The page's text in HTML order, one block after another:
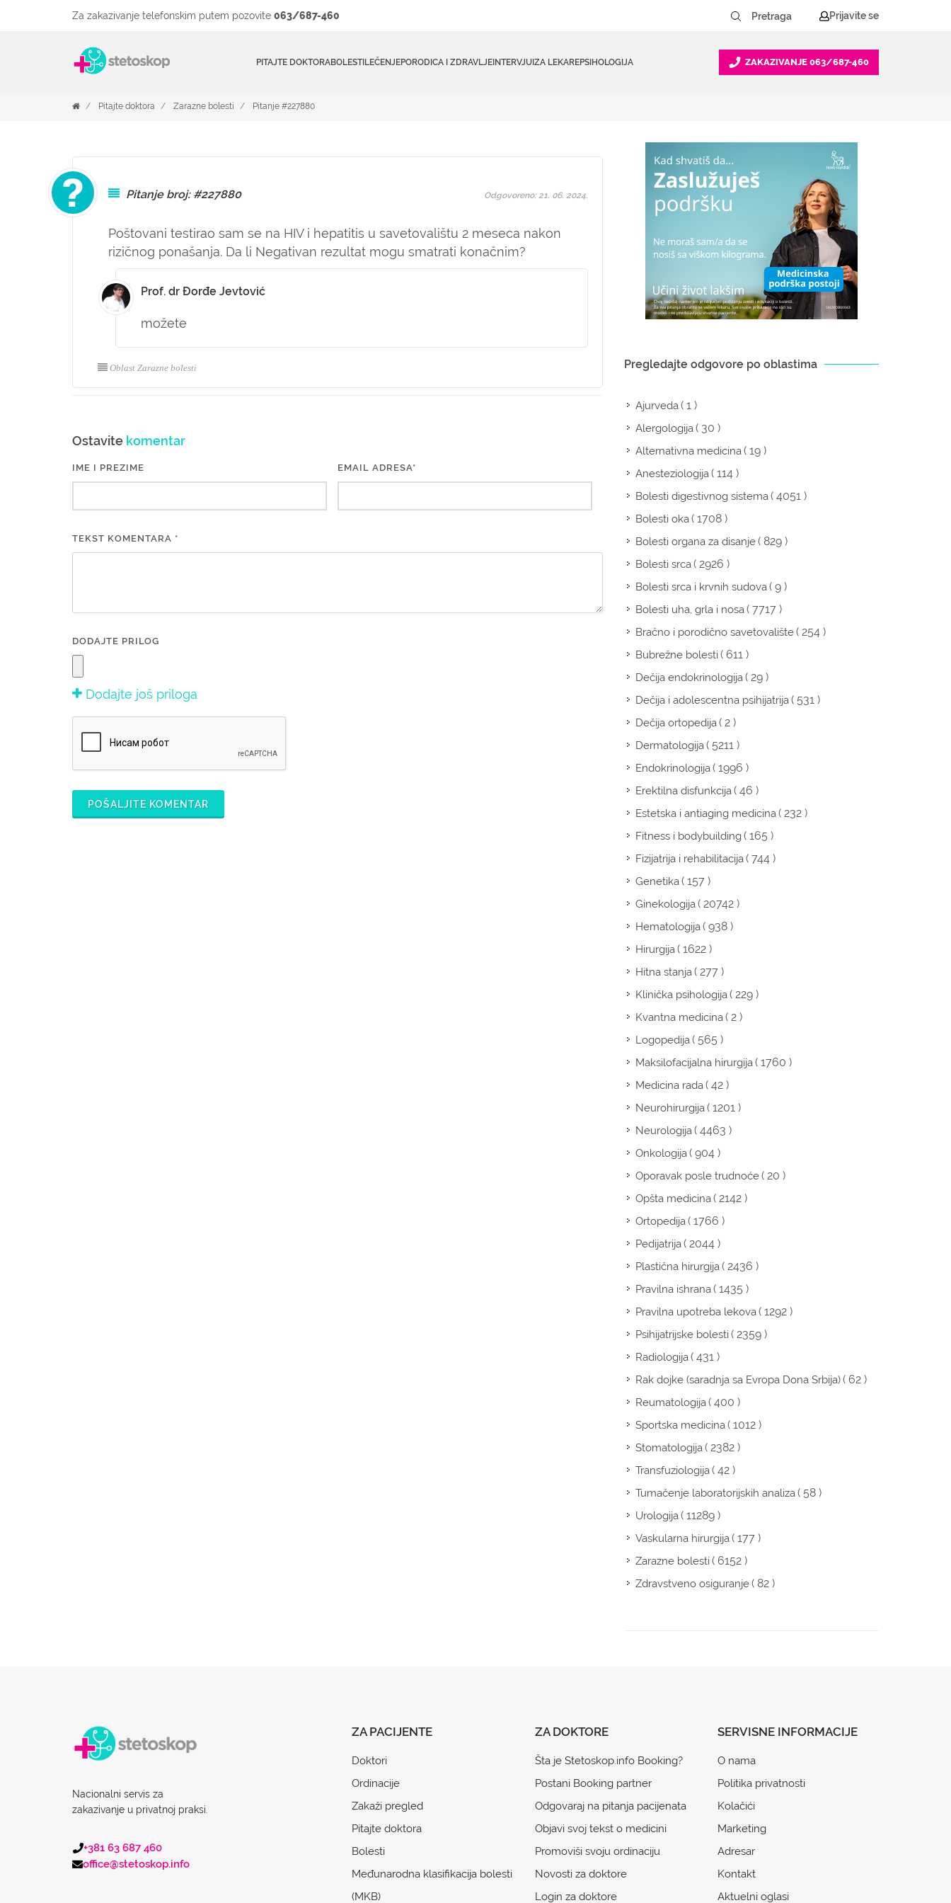
Za zakazivanje telefonskim putem pozovite 063/687-460 Prijavite se
PITAJTE DOKTORABOLESTILEČENJEPORODICA I ZDRAVLJEINTERVJUIZA LEKAREPSIHOLOGIJA ZAKAZIVANJE 063/687-460
Pitajte doktora Zarazne bolesti Pitanje #227880
Pitanje broj: #227880
Poštovani testirao sam se na HIV i hepatitis u savetovalištu 2 meseca nakon
rizičnog ponašanja. Da li Negativan rezultat mogu smatrati konačnim?
Odgovoreno: 21. 06. 2024.
Prof. dr Đorđe Jevtović
možete
Oblast Zarazne bolesti
Ostavite komentar
IME I PREZIME EMAIL ADRESA*
TEKST KOMENTARA *
DODAJTE PRILOG
Dodajte još priloga
POŠALJITE KOMENTAR
Pregledajte odgovore po oblastima
Ajurveda( 1 )
Alergologija( 30 )
Alternativna medicina( 19 )
Anesteziologija( 114 )
Bolesti digestivnog sistema( 4051 )
Bolesti oka( 1708 )
Bolesti organa za disanje( 829 )
Bolesti srca( 2926 )
Bolesti srca i krvnih sudova( 9 )
Bolesti uha, grla i nosa( 7717 )
Bračno i porodično savetovalište( 254 )
Bubrežne bolesti( 611 )
Dečija endokrinologija( 29 )
Dečija i adolescentna psihijatrija( 531 )
Dečija ortopedija( 2 )
Dermatologija( 5211 )
Endokrinologija( 1996 )
Erektilna disfunkcija( 46 )
Estetska i antiaging medicina( 232 )
Fitness i bodybuilding( 165 )
Fizijatrija i rehabilitacija( 744 )
Genetika( 157 )
Ginekologija( 20742 )
Hematologija( 938 )
Hirurgija( 1622 )
Hitna stanja( 277 )
Klinička psihologija( 229 )
Kvantna medicina( 2 )
Logopedija( 565 )
Maksilofacijalna hirurgija( 1760 )
Medicina rada( 42 )
Neurohirurgija( 1201 )
Neurologija( 4463 )
Onkologija( 904 )
Oporavak posle trudnoće( 20 )
Opšta medicina( 2142 )
Ortopedija( 1766 )
Pedijatrija( 2044 )
Plastična hirurgija( 2436 )
Pravilna ishrana( 1435 )
Pravilna upotreba lekova( 1292 )
Psihijatrijske bolesti( 2359 )
Radiologija( 431 )
Rak dojke (saradnja sa Evropa Dona Srbija)( 62 )
Reumatologija( 400 )
Sportska medicina( 1012 )
Stomatologija( 2382 )
Transfuziologija( 42 )
Tumačenje laboratorijskih analiza( 58 )
Urologija( 11289 )
Vaskularna hirurgija( 177 )
Zarazne bolesti( 6152 )
Zdravstveno osiguranje( 82 )
Nacionalni servis za
zakazivanje u privatnoj praksi.
+381 63 687 460
office@stetoskop.info
ZA PACIJENTE
Doktori
Ordinacije
Zakaži pregled
Pitajte doktora
Bolesti
Međunarodna klasifikacija bolesti
(MKB)
ZA DOKTORE
Šta je Stetoskop.info Booking?
Postani Booking partner
Odgovaraj na pitanja pacijenata
Objavi svoj tekst o medicini
Promoviši svoju ordinaciju
Novosti za doktore
Login za doktore
SERVISNE INFORMACIJE
O nama
Politika privatnosti
Kolačići
Marketing
Adresar
Kontakt
Aktuelni oglasi